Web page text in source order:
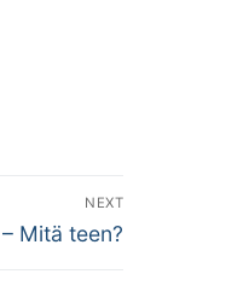
NEXT
Mitä teen?